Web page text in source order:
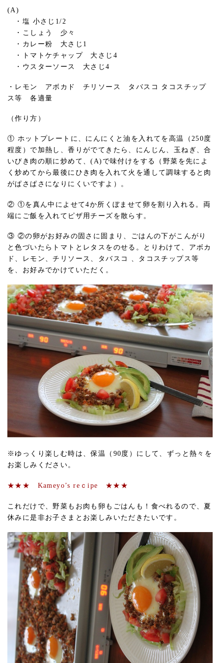
(A)
・塩 小さじ1/2
・こしょう 少々
・カレー粉 大さじ1
・トマトケチャップ 大さじ4
・ウスターソース 大さじ4
・レモン アボカド チリソース タバスコ タコスチップ
ス等 各適量
（作り方）
① ホットプレートに、にんにくと油を入れてを高温（250度
程度）で加熱し、香りがでてきたら、にんじん、玉ねぎ、合
いびき肉の順に炒めて、(A)で味付けをする（野菜を先によ
く炒めてから最後にひき肉を入れて火を通して調味すると肉
がぱさぱさになりにくいですよ）。
② ①を真ん中によせて4か所くぼませて卵を割り入れる。両
端にご飯を入れてピザ用チーズを散らす。
③ ②の卵がお好みの固さに固まり、ごはんの下がこんがり
と色づいたらトマトとレタスをのせる。とりわけて、アボカ
ド、レモン、チリソース、タバスコ 、タコスチップス等
を、お好みでかけていただく。
※ゆっくり楽しむ時は、保温（90度）にして、ずっと熱々を
お楽しみください。
★★★ Kameyo’s reｃipe ★★★
これだけで、野菜もお肉も卵もごはんも！食べれるので、夏
休みに是非お子さまとお楽しみいただきたいです。